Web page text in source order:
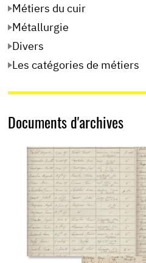
Métiers du cuir
Métallurgie
Divers
Les catégories de métiers
Documents d'archives